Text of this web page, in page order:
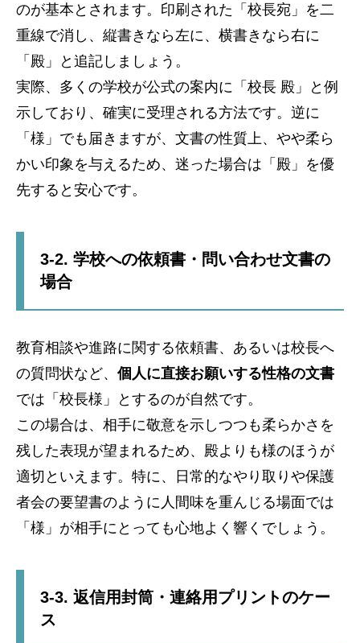
のが基本とされます。印刷された「校長宛」を二
重線で消し、縦書きなら左に、横書きなら右に
「殿」と追記しましょう。
実際、多くの学校が公式の案内に「校長 殿」と例
示しており、確実に受理される方法です。逆に
「様」でも届きますが、文書の性質上、やや柔ら
かい印象を与えるため、迷った場合は「殿」を優
先すると安心です。
3-2. 学校への依頼書・問い合わせ文書の
場合
教育相談や進路に関する依頼書、あるいは校長へ
の質問状など、 個人に直接お願いする性格の文書
では「校長様」とするのが自然です。
この場合は、相手に敬意を示しつつも柔らかさを
残した表現が望まれるため、殿よりも様のほうが
適切といえます。特に、日常的なやり取りや保護
者会の要望書のように人間味を重んじる場面では
「様」が相手にとっても心地よく響くでしょう。
3-3. 返信用封筒・連絡用プリントのケー
ス